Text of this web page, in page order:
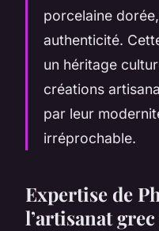
porcelaine
authenticité.
un héritage
créations
par leur
irréprochable.
Expertise de
l’artisanat